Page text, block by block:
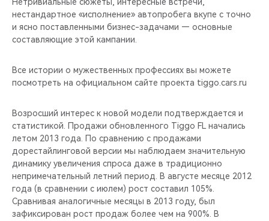
нестандартное «исполнение» автопробега вкупе с точно
и ясно поставленными бизнес-задачами — основные
составляющие этой кампании.
Все истории о мужественных профессиях вы можете
посмотреть на официальном сайте проекта tiggo.cars.ru
Возросший интерес к новой модели подтверждается и
статистикой. Продажи обновленного Tiggo FL начались
летом 2013 года. По сравнению с продажами
дорестайлинговой версии мы наблюдаем значительную
динамику увеличения спроса даже в традиционно
непримечательный летний период. В августе месяце 2012
года (в сравнении с июлем) рост составил 105%.
Сравнивая аналогичные месяцы в 2013 году, был
зафиксирован рост продаж более чем на 900%. В